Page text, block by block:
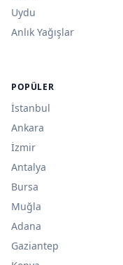
Uydu
Anlık Yağışlar
POPÜLER
İstanbul
Ankara
İzmir
Antalya
Bursa
Muğla
Adana
Gaziantep